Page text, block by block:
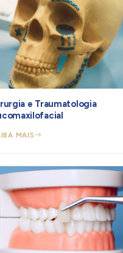
e Traumatologia
MAIS